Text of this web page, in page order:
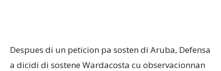
Despues di un peticion pa sosten di Aruba, Defensa
a dicidi di sostene Wardacosta cu observacionnan